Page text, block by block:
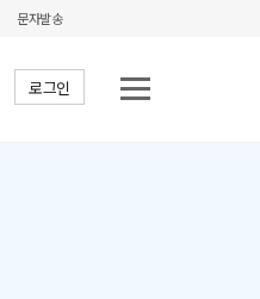
문자발송
로그인